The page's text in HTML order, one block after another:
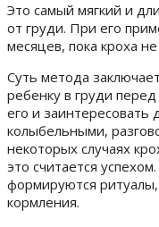
Это самый мягкий и
от груди. При его
месяцев, пока кроха
Суть метода
ребенку в груди
его и
колыбельными,
некоторых случаях
это считается
формируются
кормления.